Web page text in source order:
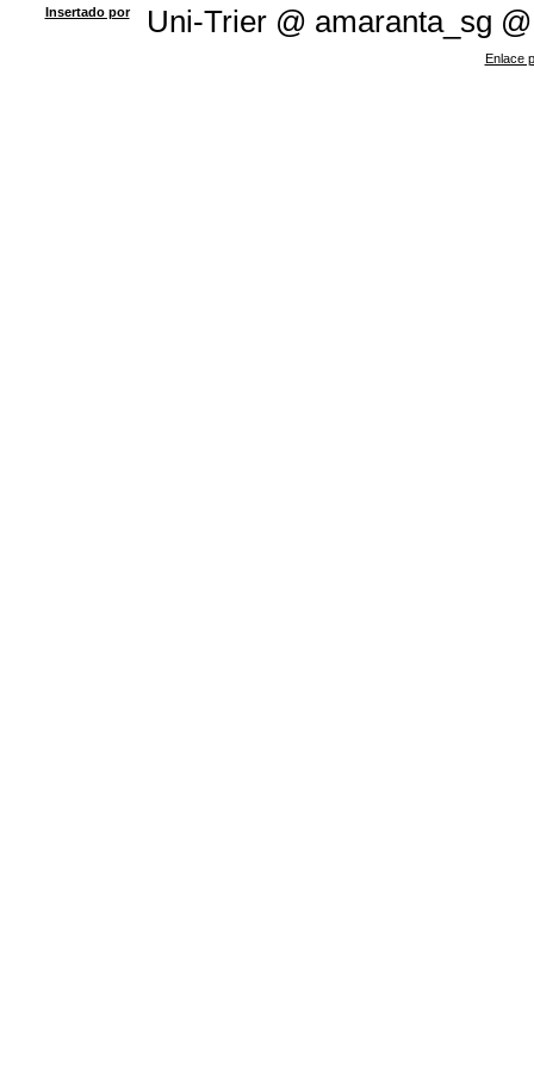
Insertado por
Uni-Trier @ amaranta_sg @
Enlace